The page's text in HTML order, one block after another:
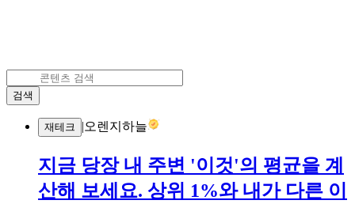
검색
재테크 |오렌지하늘
지금 당장 내 주변 '이것'의 평균을 계
산해 보세요. 상위 1%와 내가 다른 이